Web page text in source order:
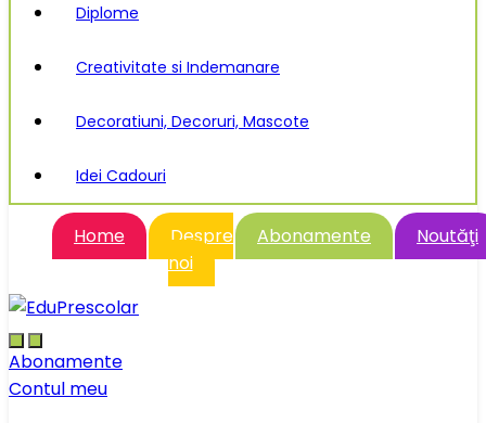
Diplome
Creativitate si Indemanare
Decoratiuni, Decoruri, Mascote
Idei Cadouri
Home
Despre
noi
Abonamente Noutăţi
Abonamente
Contul meu